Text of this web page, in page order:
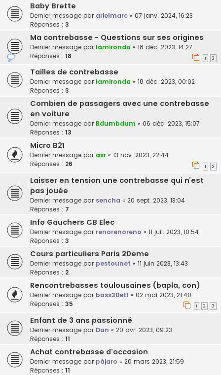
Baby Brette
Dernier message par arielmarc « 07 janv. 2024, 16:23
Réponses : 3
Ma contrebasse - Questions sur ses origines
Dernier message par lamironda « 18 déc. 2023, 14:27
Réponses : 18 1 2
Tailles de contrebasse
Dernier message par lamironda « 18 déc. 2023, 00:02
Réponses : 3
Combien de passagers avec une contrebasse
en voiture
Dernier message par Bdumbdum « 06 déc. 2023, 15:07
Réponses : 13
Micro B21
Dernier message par asr « 13 nov. 2023, 22:44
Réponses : 26 1 2
Laisser en tension une contrebasse qui n’est
pas jouée
Dernier message par sencha « 20 sept. 2023, 13:04
Réponses : 7
Info Gauchers CB Elec
Dernier message par renorenoreno « 11 juil. 2023, 10:54
Réponses : 3
Cours particuliers Paris 20eme
Dernier message par pestounet « 11 juin 2023, 13:43
Réponses : 2
Rencontrebasses toulousaines (bapla, con)
Dernier message par bass30et1 « 02 mai 2023, 21:40
Réponses : 35 1 2 3
Enfant de 3 ans passionné
Dernier message par Dan « 20 avr. 2023, 09:23
Réponses : 11
Achat contrebasse d'occasion
Dernier message par pájaro « 20 mars 2023, 21:59
Réponses : 11